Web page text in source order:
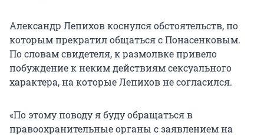
Александр Лепихов коснулся обстоятельств, по
которым прекратил общаться с Понасенковым.
По словам свидетеля, к размолвке привело
побуждение к неким действиям сексуального
характера, на которые Лепихов не согласился.
«По этому поводу я буду обращаться в
правоохранительные органы с заявлением на